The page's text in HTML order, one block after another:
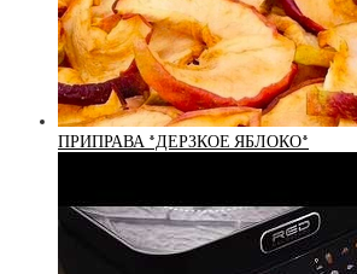
ПРИПРАВА *ДЕРЗКОЕ ЯБЛОКО*